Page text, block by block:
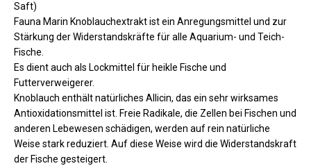
Saft)
Fauna Marin Knoblauchextrakt ist ein Anregungsmittel und zur
Stärkung der Widerstandskräfte für alle Aquarium- und Teich-
Fische.
Es dient auch als Lockmittel für heikle Fische und
Futterverweigerer.
Knoblauch enthält natürliches Allicin, das ein sehr wirksames
Antioxidationsmittel ist. Freie Radikale, die Zellen bei Fischen und
anderen Lebewesen schädigen, werden auf rein natürliche
Weise stark reduziert. Auf diese Weise wird die Widerstandskraft
der Fische gesteigert.